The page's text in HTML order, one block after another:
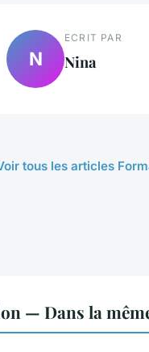
N
ECRIT PAR
Nina
tous les articles
— Dans la